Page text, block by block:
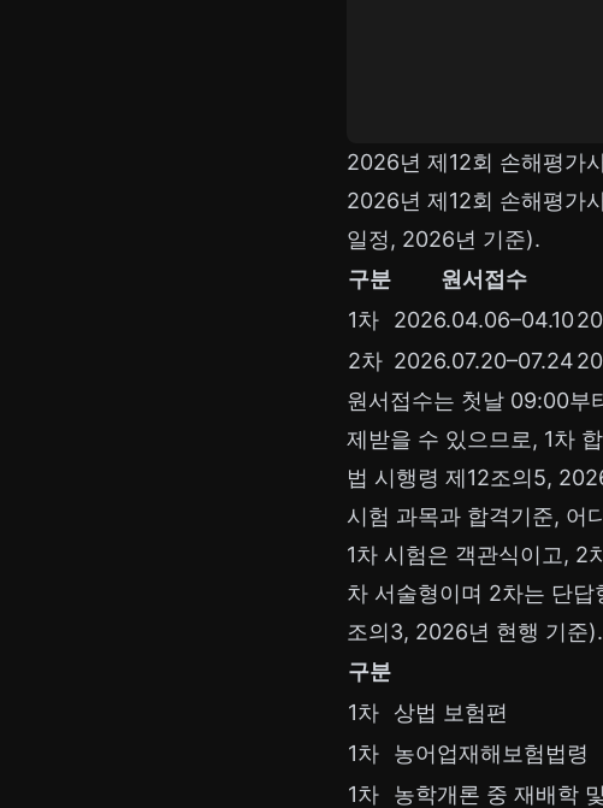
2026년 제12회 손해평가
2026년 제12회 손해평가
일정, 2026년 기준).
구분
원서접수
1차
2026.04.06–04.10
2차 2026.07.20–07.24
원서접수는 첫날 09:00부
제받을 수 있으므로, 1차
법 시행령 제12조의5,
시험 과목과 합격기준, 어
1차 시험은 객관식이고, 2
차 서술형이며 2차는 단
조의3, 2026년 현행 기준).
구분
1차
상법 보험편
1차
농어업재해보험법령
1차
농학개론 중 재배학